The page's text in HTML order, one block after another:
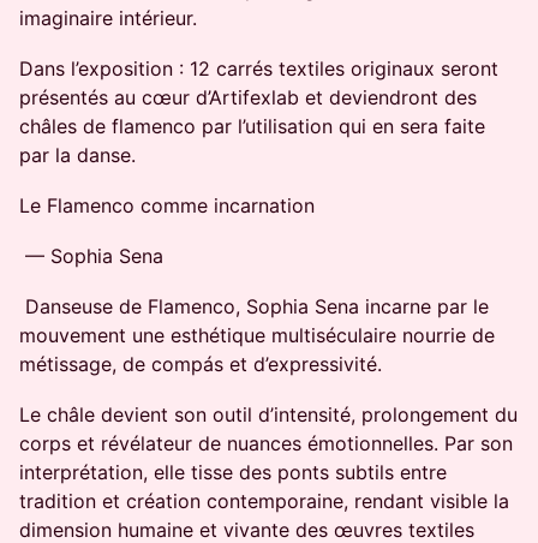
imaginaire intérieur.
Dans l’exposition : 12 carrés textiles originaux seront
présentés au cœur d’Artifexlab et deviendront des
châles de flamenco par l’utilisation qui en sera faite
par la danse.
Le Flamenco comme incarnation
— Sophia Sena
Danseuse de Flamenco, Sophia Sena incarne par le
mouvement une esthétique multiséculaire nourrie de
métissage, de compás et d’expressivité.
Le châle devient son outil d’intensité, prolongement du
corps et révélateur de nuances émotionnelles. Par son
interprétation, elle tisse des ponts subtils entre
tradition et création contemporaine, rendant visible la
dimension humaine et vivante des œuvres textiles